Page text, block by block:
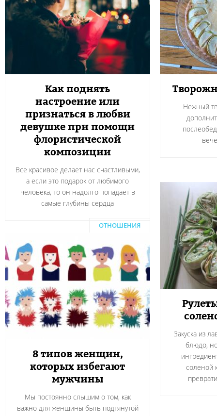
Как поднять
настроение или
признаться в любви
девушке при помощи
флористической
композиции
Все красивое делает нас счастливыми,
а если это подарок от любимого
человека, то он надолго попадает в
самые глубины сердца
Нежный
Закуска из
блюдо,
соленой
ОТНОШЕНИЯ
8 типов женщин,
которых избегают
мужчины
Мы постоянно слышим о том, как
важно для женщины быть подтянутой